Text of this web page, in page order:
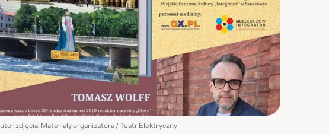
zdjęcia: Materiały organizatora / Teatr Elektryczny